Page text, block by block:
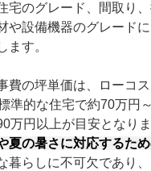
宅のグレード、間取り
や設備機器のグレード
ます。
費の坪単価は、ローコ
準的な住宅で約70万円
万円以上が目安となり
夏の暑さに対応するた
暮らしに不可欠であり